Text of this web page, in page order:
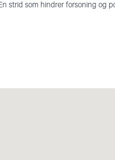
strid som hindrer forsoning og